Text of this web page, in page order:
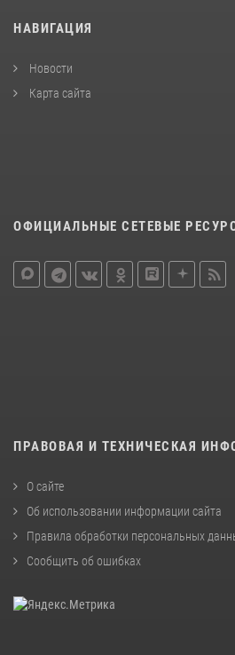
НАВИГАЦИЯ
Новости
Карта сайта
ОФИЦИАЛЬНЫЕ СЕТЕВЫЕ
ПРАВОВАЯ И ТЕХНИЧЕСКАЯ
О сайте
Об использовании информации сайта
Правила обработки персональных
Сообщить об ошибках